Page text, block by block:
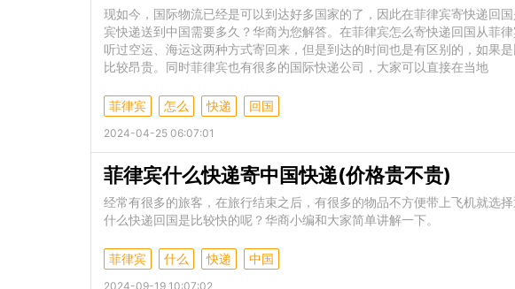
现如今，国际物流已经是可以到达好多国家的了，因此在菲律宾寄快递回
宾快递送到中国需要多久？华商为您解答。在菲律宾怎么寄快递回国从菲
听过空运、海运这两种方式寄回来，但是到达的时间也是有区别的，如果
比较昂贵。同时菲律宾也有很多的国际快递公司，大家可以直接在当地
菲律宾 怎么 快递 回国
2024-04-25 06:07:01
菲律宾什么快递寄中国快递(价格贵不贵)
经常有很多的旅客，在旅行结束之后，有很多的物品不方便带上飞机就选
什么快递回国是比较快的呢？华商小编和大家简单讲解一下。
菲律宾 什么 快递 中国
2024-09-19 10:07:02